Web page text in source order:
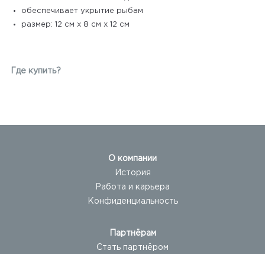
обеспечивает укрытие рыбам
размер: 12 см х 8 см х 12 см
Где купить?
О компании
История
Работа и карьера
Конфиденциальность
Партнёрам
Стать партнёром